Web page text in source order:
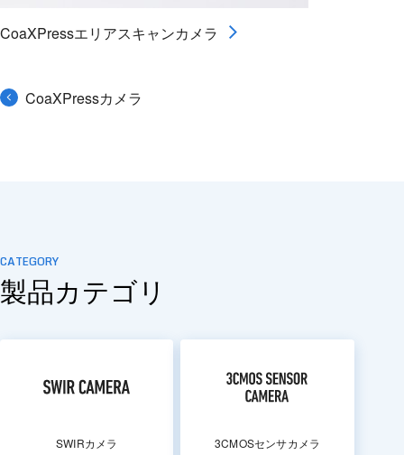
CoaXPressエリアスキャンカメラ
CoaXPressカメラ
CATEGORY
製品カテゴリ
SWIRカメラ 3CMOSセンサカメラ